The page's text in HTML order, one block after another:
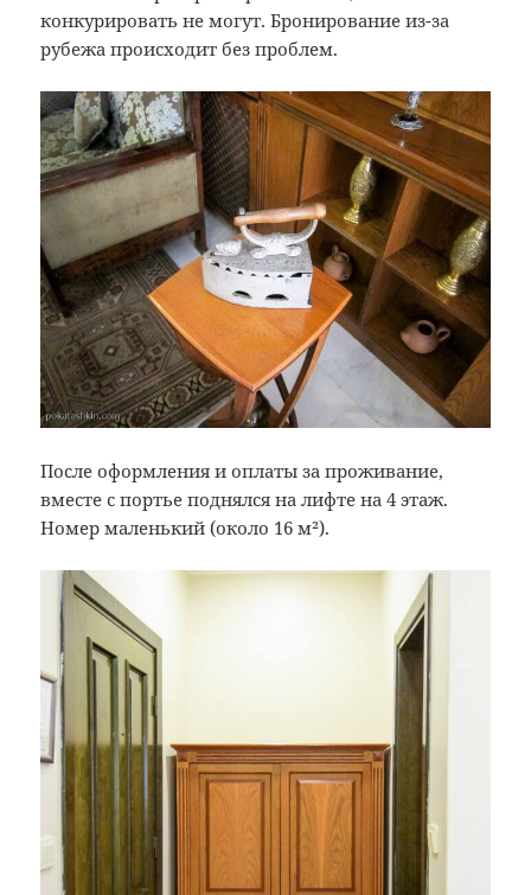
конкурировать не могут. Бронирование из-за
рубежа происходит без проблем.
После оформления и оплаты за проживание,
вместе с портье поднялся на лифте на 4 этаж.
Номер маленький (около 16 м²).